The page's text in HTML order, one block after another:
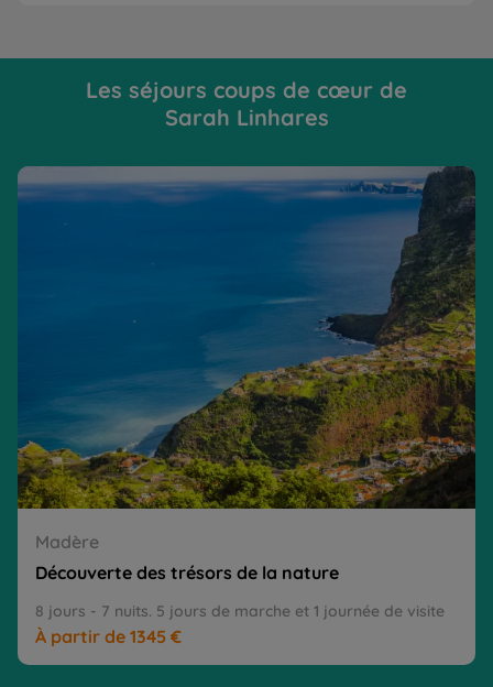
Les séjours coups de cœur de
Sarah Linhares
Découverte des trésors de la nature
Madère
Découverte des trésors de la nature
8 jours - 7 nuits. 5 jours de marche et 1 journée de visite
À partir de 1345 €